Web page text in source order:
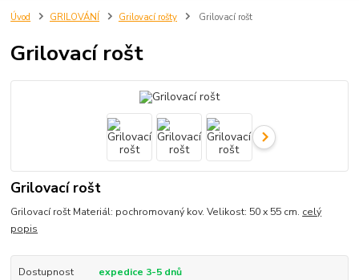
Úvod GRILOVÁNÍ Grilovací rošty Grilovací rošt
Grilovací rošt
Grilovací rošt
Grilovací rošt Materiál: pochromovaný kov. Velikost: 50 x 55 cm. celý
popis
Dostupnost expedice 3-5 dnů